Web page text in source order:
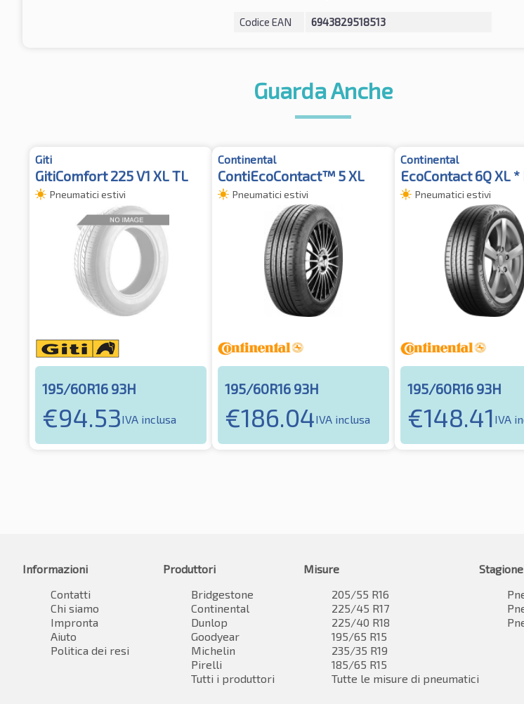
Codice EAN 6943829518513
Guarda Anche
Giti
GitiComfort 225 V1 XL TL
Pneumatici estivi
195/60R16 93H
€94.53IVA inclusa
Continental
ContiEcoContact™ 5 XL
Pneumatici estivi
195/60R16 93H
€186.04IVA inclusa
Continental
EcoContact 6Q XL *
Pneumatici estivi
195/60R16 93H
€148.41 IVA
Informazioni
Contatti
Chi siamo
Impronta
Aiuto
Politica dei resi
Produttori
Bridgestone
Continental
Dunlop
Goodyear
Michelin
Pirelli
Tutti i produttori
Misure
205/55 R16
225/45 R17
225/40 R18
195/65 R15
235/35 R19
185/65 R15
Tutte le misure di pneumatici
Stagione